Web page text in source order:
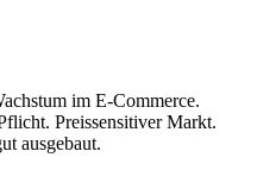
im E-Commerce.
Preissensitiver Markt.
ausgebaut.